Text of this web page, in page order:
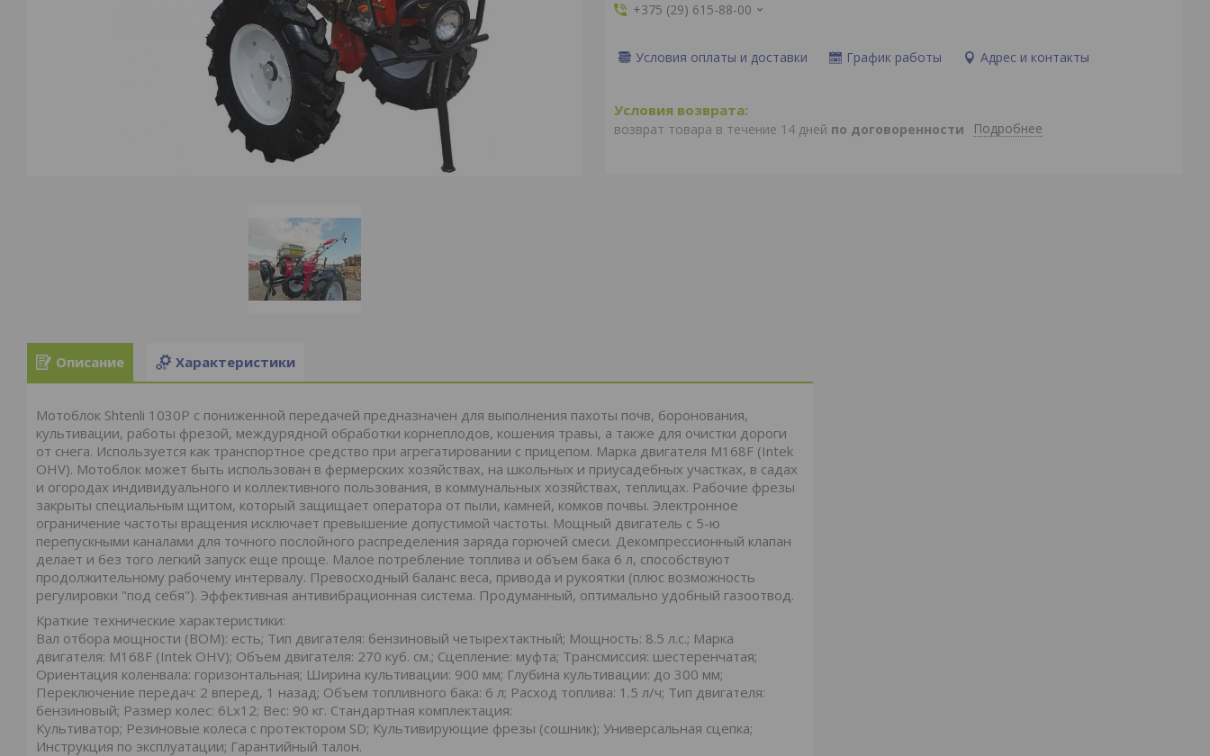
+375 (29) 615-88-00
Условия оплаты и доставки График работы Адрес и контакты
возврат товара в течение 14 дней по договоренности Подробнее
Описание Характеристики
Мотоблок Shtenli 1030P с пониженной передачей предназначен для выполнения пахоты почв, боронования,
культивации, работы фрезой, междурядной обработки корнеплодов, кошения травы, а также для очистки дороги
от снега. Используется как транспортное средство при агрегатировании с прицепом. Марка двигателя M168F (Intek
OHV). Мотоблок может быть использован в фермерских хозяйствах, на школьных и приусадебных участках, в садах
и огородах индивидуального и коллективного пользования, в коммунальных хозяйствах, теплицах. Рабочие фрезы
закрыты специальным щитом, который защищает оператора от пыли, камней, комков почвы. Электронное
ограничение частоты вращения исключает превышение допустимой частоты. Мощный двигатель с 5-ю
перепускными каналами для точного послойного распределения заряда горючей смеси. Декомпрессионный клапан
делает и без того легкий запуск еще проще. Малое потребление топлива и объем бака 6 л, способствуют
продолжительному рабочему интервалу. Превосходный баланс веса, привода и рукоятки (плюс возможность
регулировки "под себя"). Эффективная антивибрационная система. Продуманный, оптимально удобный газоотвод.
Краткие технические характеристики:
Вал отбора мощности (ВОМ): есть; Тип двигателя: бензиновый четырехтактный; Мощность: 8.5 л.с.; Марка
двигателя: M168F (Intek OHV); Объем двигателя: 270 куб. см.; Сцепление: муфта; Трансмиссия: шестеренчатая;
Ориентация коленвала: горизонтальная; Ширина культивации: 900 мм; Глубина культивации: до 300 мм;
Переключение передач: 2 вперед, 1 назад; Объем топливного бака: 6 л; Расход топлива: 1.5 л/ч; Тип двигателя:
бензиновый; Размер колес: 6Lх12; Вес: 90 кг. Стандартная комплектация:
Культиватор; Резиновые колеса с протектором SD; Культивирующие фрезы (сошник); Универсальная сцепка;
Инструкция по эксплуатации; Гарантийный талон.